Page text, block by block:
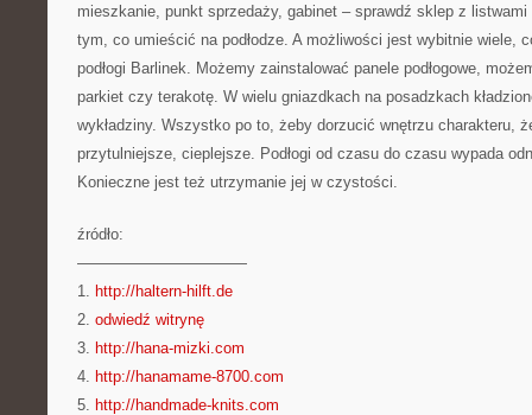
mieszkanie, punkt sprzedaży, gabinet – sprawdź sklep z
tym, co umieścić na podłodze. A możliwości jest wybitnie wiele,
podłogi Barlinek. Możemy zainstalować panele podłogowe,
parkiet czy terakotę. W wielu gniazdkach na posadzkach
wykładziny. Wszystko po to, żeby dorzucić wnętrzu charakteru,
przytulniejsze, cieplejsze. Podłogi od czasu do czasu wypada
Konieczne jest też utrzymanie jej w czystości.
źródło:
———————————
1. http://haltern-hilft.de
2. odwiedź witrynę
3. http://hana-mizki.com
4. http://hanamame-8700.com
5. http://handmade-knits.com